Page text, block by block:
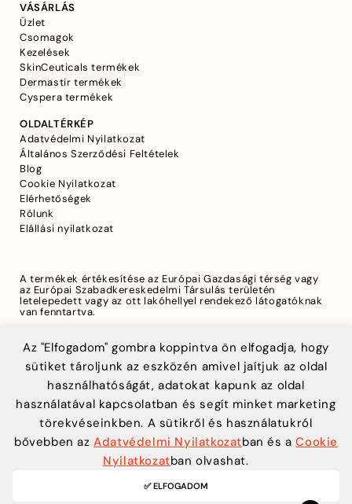
Az "Elfogadom" gombra koppintva ön elfogadja, hogy
sütiket tároljunk az eszközén amivel jaítjuk az oldal
használhatóságát, adatokat kapunk az oldal
használatával kapcsolatban és segít minket marketing
törekvéseinkben. A sütikről és használatukról
bővebben azAdatvédelmi Nyilatkozatban és aCookie
Nyilatkozatban olvashat.
✅ ELFOGADOM
VÁSÁRLÁS
Üzlet
Csomagok
Kezelések
SkinCeuticals termékek
Dermastir termékek
Cyspera termékek
OLDALTÉRKÉP
Adatvédelmi Nyilatkozat
Általános Szerződési Feltételek
Blog
Cookie Nyilatkozat
Elérhetőségek
Rólunk
Elállási nyilatkozat
A termékek értékesítése az Európai Gazdasági térség vagy
az Európai Szabadkereskedelmi Társulás területén
letelepedett vagy az ott lakóhellyel rendekező látogatóknak
van fenntartva.
A biztonságos fizetést a Teya biztosítja